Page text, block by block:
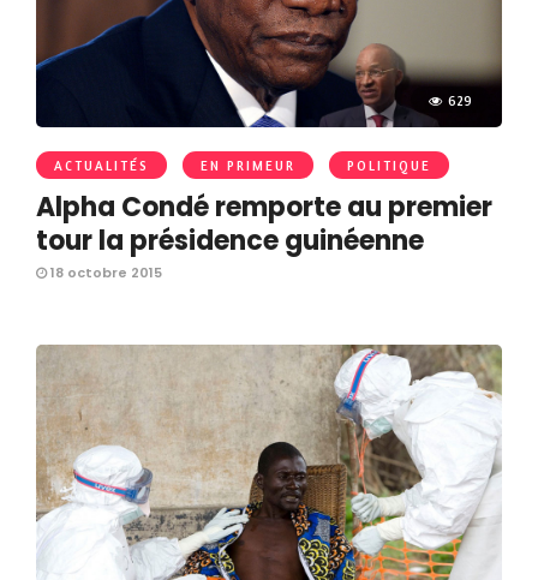
629
ACTUALITÉS EN PRIMEUR POLITIQUE
Alpha Condé remporte au premier
tour la présidence guinéenne
18 octobre 2015